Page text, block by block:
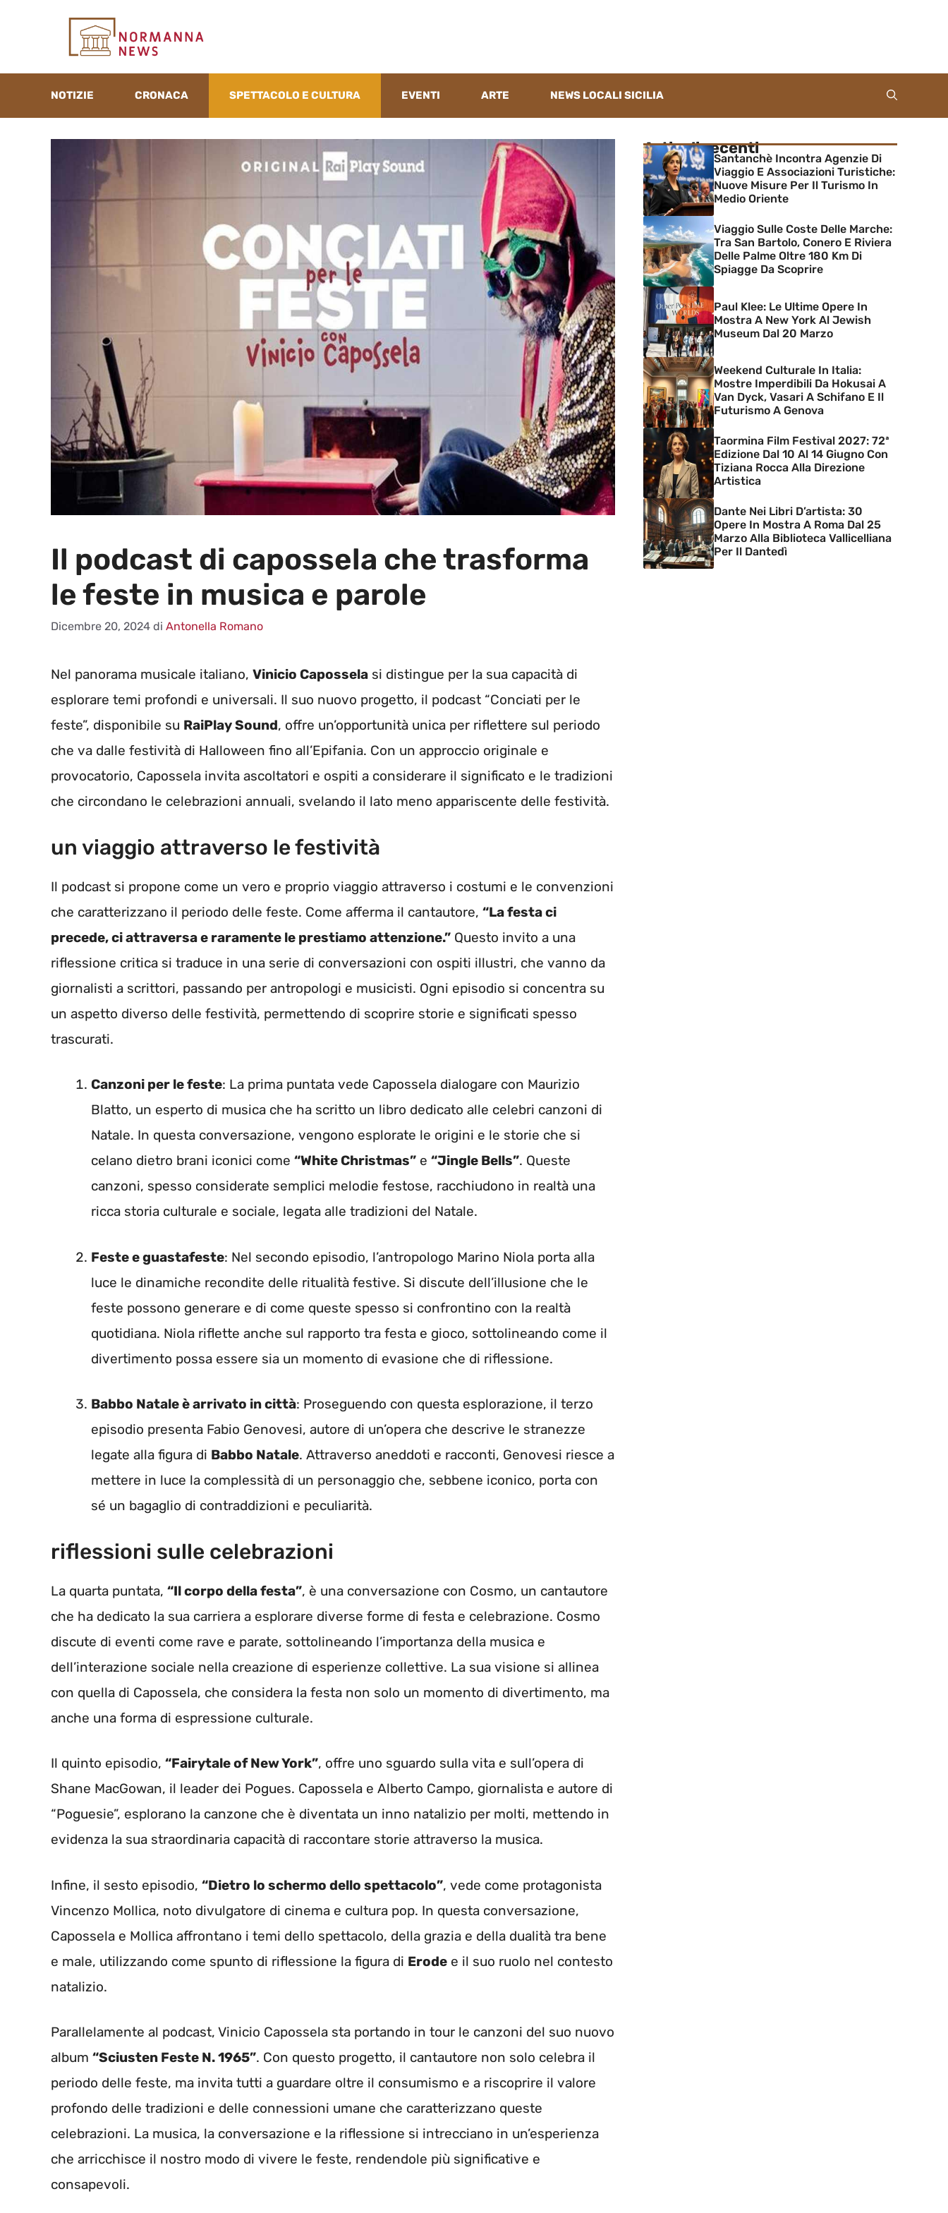
NOTIZIE CRONACA SPETTACOLO E CULTURA EVENTI ARTE NEWS LOCALI SICILIA
Il podcast di capossela che trasforma
le feste in musica e parole
Dicembre 20, 2024 di Antonella Romano
Nel panorama musicale italiano, Vinicio Capossela si distingue per la sua capacità di
esplorare temi profondi e universali. Il suo nuovo progetto, il podcast “Conciati per le
feste”, disponibile su RaiPlay Sound, offre un’opportunità unica per riflettere sul periodo
che va dalle festività di Halloween fino all’Epifania. Con un approccio originale e
provocatorio, Capossela invita ascoltatori e ospiti a considerare il significato e le tradizioni
che circondano le celebrazioni annuali, svelando il lato meno appariscente delle festività.
un viaggio attraverso le festività
Il podcast si propone come un vero e proprio viaggio attraverso i costumi e le convenzioni
che caratterizzano il periodo delle feste. Come afferma il cantautore, “La festa ci
precede, ci attraversa e raramente le prestiamo attenzione.” Questo invito a una
riflessione critica si traduce in una serie di conversazioni con ospiti illustri, che vanno da
giornalisti a scrittori, passando per antropologi e musicisti. Ogni episodio si concentra su
un aspetto diverso delle festività, permettendo di scoprire storie e significati spesso
trascurati.
Canzoni per le feste: La prima puntata vede Capossela dialogare con Maurizio
Blatto, un esperto di musica che ha scritto un libro dedicato alle celebri canzoni di
Natale. In questa conversazione, vengono esplorate le origini e le storie che si
celano dietro brani iconici come “White Christmas” e “Jingle Bells”. Queste
canzoni, spesso considerate semplici melodie festose, racchiudono in realtà una
ricca storia culturale e sociale, legata alle tradizioni del Natale.
Feste e guastafeste: Nel secondo episodio, l’antropologo Marino Niola porta alla
luce le dinamiche recondite delle ritualità festive. Si discute dell’illusione che le
feste possono generare e di come queste spesso si confrontino con la realtà
quotidiana. Niola riflette anche sul rapporto tra festa e gioco, sottolineando come il
divertimento possa essere sia un momento di evasione che di riflessione.
Babbo Natale è arrivato in città: Proseguendo con questa esplorazione, il terzo
episodio presenta Fabio Genovesi, autore di un’opera che descrive le stranezze
legate alla figura di Babbo Natale. Attraverso aneddoti e racconti, Genovesi riesce a
mettere in luce la complessità di un personaggio che, sebbene iconico, porta con
sé un bagaglio di contraddizioni e peculiarità.
riflessioni sulle celebrazioni
La quarta puntata, “Il corpo della festa”, è una conversazione con Cosmo, un cantautore
che ha dedicato la sua carriera a esplorare diverse forme di festa e celebrazione. Cosmo
discute di eventi come rave e parate, sottolineando l’importanza della musica e
dell’interazione sociale nella creazione di esperienze collettive. La sua visione si allinea
con quella di Capossela, che considera la festa non solo un momento di divertimento, ma
anche una forma di espressione culturale.
Il quinto episodio, “Fairytale of New York”, offre uno sguardo sulla vita e sull’opera di
Shane MacGowan, il leader dei Pogues. Capossela e Alberto Campo, giornalista e autore di
“Poguesie”, esplorano la canzone che è diventata un inno natalizio per molti, mettendo in
evidenza la sua straordinaria capacità di raccontare storie attraverso la musica.
Infine, il sesto episodio, “Dietro lo schermo dello spettacolo”, vede come protagonista
Vincenzo Mollica, noto divulgatore di cinema e cultura pop. In questa conversazione,
Capossela e Mollica affrontano i temi dello spettacolo, della grazia e della dualità tra bene
e male, utilizzando come spunto di riflessione la figura di Erode e il suo ruolo nel contesto
natalizio.
Parallelamente al podcast, Vinicio Capossela sta portando in tour le canzoni del suo nuovo
album “Sciusten Feste N. 1965”. Con questo progetto, il cantautore non solo celebra il
periodo delle feste, ma invita tutti a guardare oltre il consumismo e a riscoprire il valore
profondo delle tradizioni e delle connessioni umane che caratterizzano queste
celebrazioni. La musica, la conversazione e la riflessione si intrecciano in un’esperienza
che arricchisce il nostro modo di vivere le feste, rendendole più significative e
consapevoli.
Articoli recenti
Santanchè Incontra Agenzie Di
Viaggio E Associazioni Turistiche:
Nuove Misure Per Il Turismo In
Medio Oriente
Viaggio Sulle Coste Delle Marche:
Tra San Bartolo, Conero E Riviera
Delle Palme Oltre 180 Km Di
Spiagge Da Scoprire
Paul Klee: Le Ultime Opere In
Mostra A New York Al Jewish
Museum Dal 20 Marzo
Weekend Culturale In Italia:
Mostre Imperdibili Da Hokusai A
Van Dyck, Vasari A Schifano E Il
Futurismo A Genova
Taormina Film Festival 2027: 72ª
Edizione Dal 10 Al 14 Giugno Con
Tiziana Rocca Alla Direzione
Artistica
Dante Nei Libri D’artista: 30
Opere In Mostra A Roma Dal 25
Marzo Alla Biblioteca Vallicelliana
Per Il Dantedì